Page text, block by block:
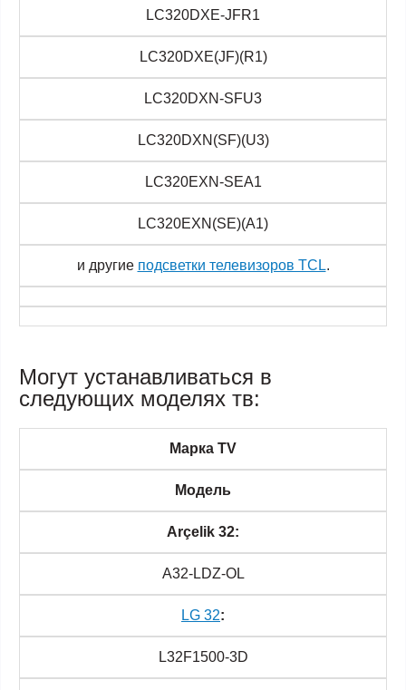
LC320DXE-JFR1
LC320DXE(JF)(R1)
LC320DXN-SFU3
LC320DXN(SF)(U3)
LC320EXN-SEA1
LC320EXN(SE)(A1)
и другие подсветки телевизоров TCL.
Могут устанавливаться в
следующих моделях тв:
Марка TV
Модель
Arçelik 32:
A32-LDZ-OL
LG 32:
L32F1500-3D